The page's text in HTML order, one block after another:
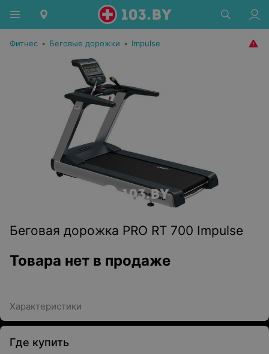
Фитнес • Беговые дорожки • Impulse
Беговая дорожка PRO RT 700 Impulse
Товара нет в продаже
Характеристики
Где купить